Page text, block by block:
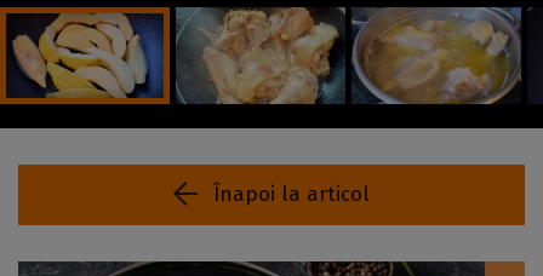
Înapoi la articol